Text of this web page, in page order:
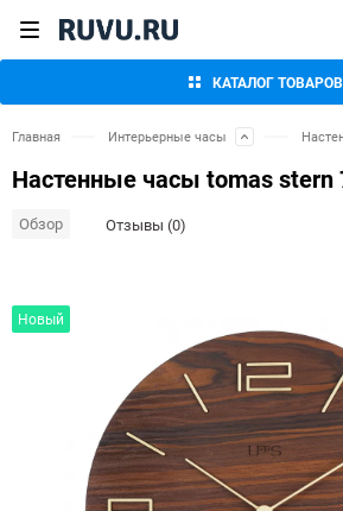
КАТАЛОГ ТОВАРОВ
Главная Интерьерные часы
Настенные часы tomas stern
Обзор Отзывы (0)
Новый